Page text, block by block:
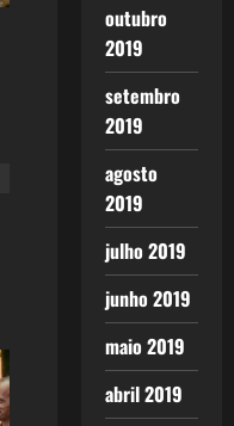
outubro
2019
setembro
2019
agosto
2019
julho 2019
junho 2019
maio 2019
abril 2019